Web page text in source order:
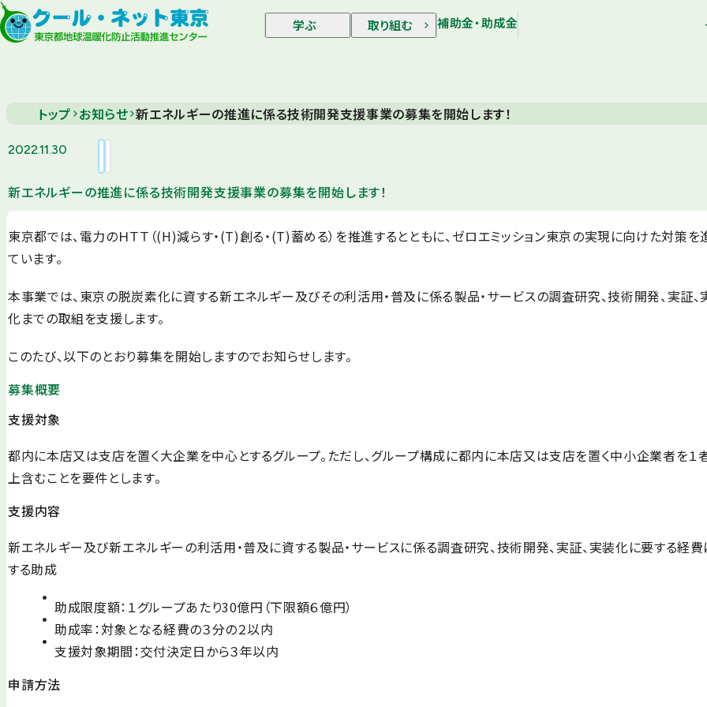
学ぶ 取り組む 補助金・助成金
トップ お知らせ 新エネルギーの推進に係る技術開発支援事業の募集を開始します！
2022.11.30
新エネルギーの推進に係る技術開発支援事業の募集を開始します！
東京都では、電力のＨＴＴ（(H)減らす・(T)創る・(T)蓄める）を推進するとともに、ゼロエミッション東京の実現に向けた対策を
ています。
本事業では、東京の脱炭素化に資する新エネルギー及びその利活用・普及に係る製品・サービスの調査研究、技術開発、実証、
化までの取組を支援します。
このたび、以下のとおり募集を開始しますのでお知らせします。
募集概要
支援対象
都内に本店又は支店を置く大企業を中心とするグループ。ただし、グループ構成に都内に本店又は支店を置く中小企業者を１
上含むことを要件とします。
支援内容
新エネルギー及び新エネルギーの利活用・普及に資する製品・サービスに係る調査研究、技術開発、実証、実装化に要する経費
する助成
助成限度額：１グループあたり30億円（下限額６億円）
助成率：対象となる経費の３分の２以内
支援対象期間：交付決定日から３年以内
申請方法